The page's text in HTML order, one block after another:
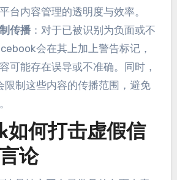
台内容管理的透明度与效率。
传播： 对于已被识别为负面或不
会在其上加上警告标记，
可能存在误导或不准确。 同时，
限制这些内容的传播范围 ， 避免
如何打击虚假信
论